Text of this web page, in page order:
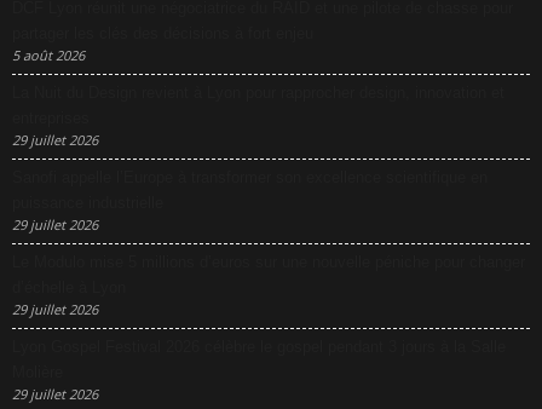
5 août 2026
29 juillet 2026
29 juillet 2026
29 juillet 2026
29 juillet 2026